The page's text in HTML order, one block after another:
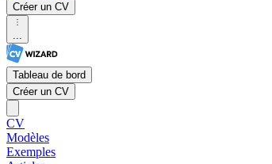
Créer un CV
...
Tableau de bord
Créer un CV
CV
Modèles
Exemples